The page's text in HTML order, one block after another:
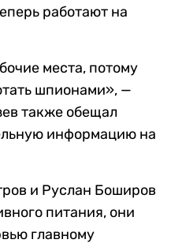
работают на
места, потому
шпионами», —
также обещал
информацию на
и Руслан Боширов
питания, они
главному